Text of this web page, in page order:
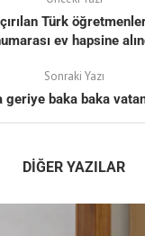
Türk
ev hapsine
Sonraki Yazı
geriye baka baka
DIĞER YAZILAR